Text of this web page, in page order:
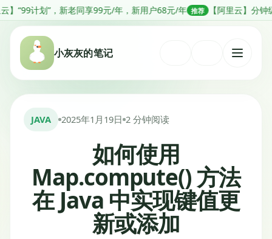
跳
转
，新老同享99元/年，新用户68元/年 推荐 【阿里云】分钟级部署
小灰灰的笔记
打
JAVA 2025年1月19日 2 分钟阅读
如何使用
Map.compute() 方法
在 Java 中实现键值更
新或添加